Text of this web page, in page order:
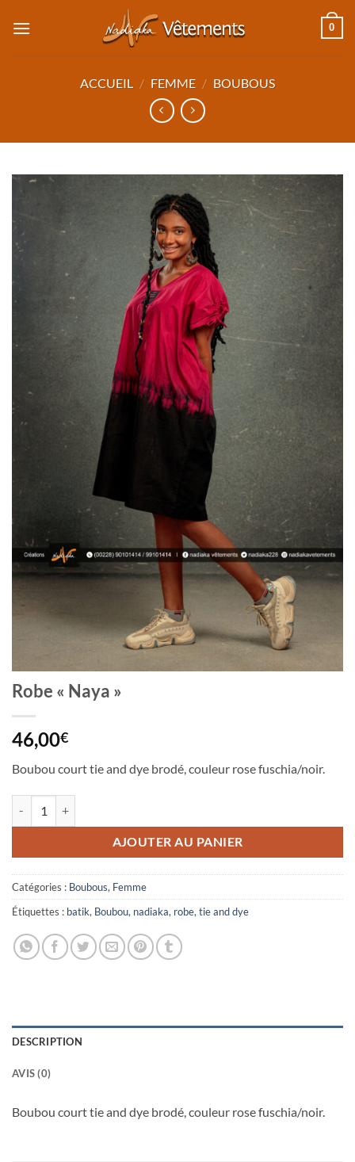
0
ACCUEIL / FEMME / BOUBOUS
Robe « Naya »
46,00€
Boubou court tie and dye brodé, couleur rose fuschia/noir.
AJOUTER AU PANIER
Catégories : Boubous, Femme
Étiquettes : batik, Boubou, nadiaka, robe, tie and dye
DESCRIPTION
AVIS (0)
Boubou court tie and dye brodé, couleur rose fuschia/noir.